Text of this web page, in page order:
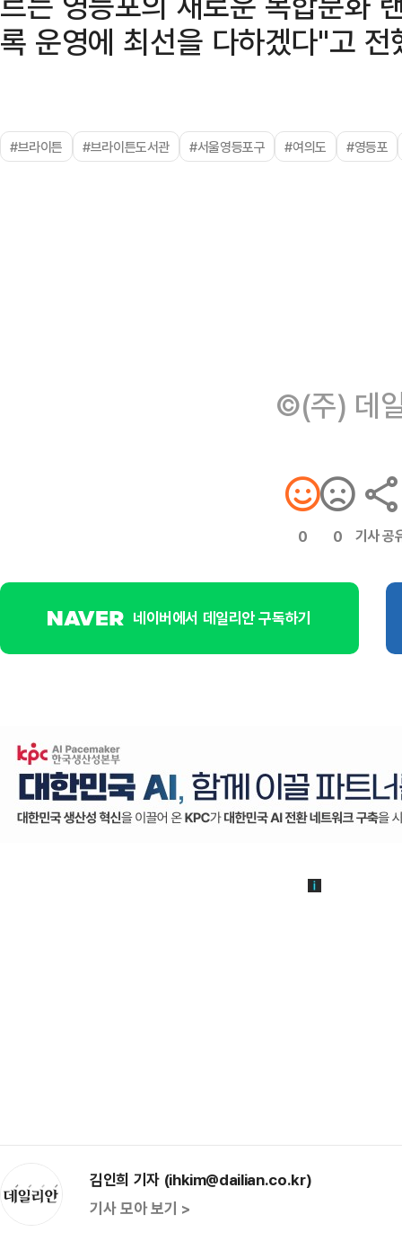
록 운영에 최선을 다하겠다"고 전
#브라이튼 #브라이튼도서관 #서울영등포구 #여의도 #영등포
©(주) 데
0 0 기사 공
네이버에서 데일리안 구독하기
김인희 기자 (ihkim@dailian.co.kr)
기사 모아 보기 >